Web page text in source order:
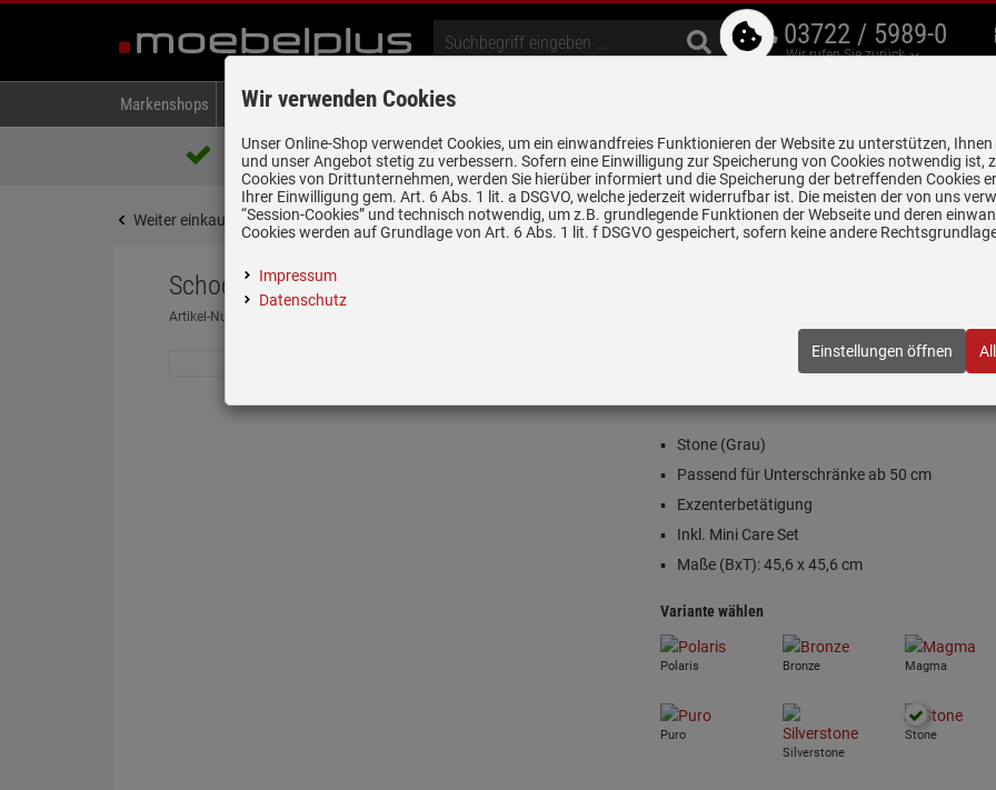
03722 / 5989-0
Wir rufen Sie zurück
Markenshops Backen & Kochen Kühlen & Gefrieren
Über 85.000 positive Bewertungen
auf eBay, Amazon und Trusted Shops
5 Jahre Garantie auf
alle gekennzeichneten Produkte
Weiter einkaufen Startseite Spülen & Armaturen Nanogranitspülen Schock Greenwich N-100 A Stone -
Schock Greenwich N-100 A Stone - GREN100ASTO Granitspüle
Artikel-Nummer:
Einloggen und Bewertung schreiben
Stone (Grau)
Passend für Unterschränke ab 50 cm
Exzenterbetätigung
Inkl. Mini Care Set
Maße (BxT): 45,6 x 45,6 cm
Variante wählen
Polaris Bronze Magma
Puro
Silverstone
Stone
Wir verwenden Cookies
Unser Online-Shop verwendet Cookies, um ein einwandfreies Funktionieren der Website zu unterstützen,
und unser Angebot stetig zu verbessern. Sofern eine Einwilligung zur Speicherung von Cookies notwendig ist,
Cookies von Drittunternehmen, werden Sie hierüber informiert und die Speicherung der betreffenden Cookies
Ihrer Einwilligung gem. Art. 6 Abs. 1 lit. a DSGVO, welche jederzeit widerrufbar ist. Die meisten der von uns
“Session-Cookies” und technisch notwendig, um z.B. grundlegende Funktionen der Webseite und deren
Cookies werden auf Grundlage von Art. 6 Abs. 1 lit. f DSGVO gespeichert, sofern keine andere
Impressum
Datenschutz
Einstellungen öffnen